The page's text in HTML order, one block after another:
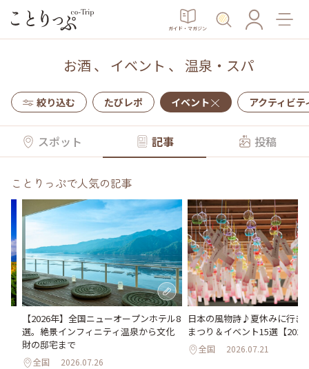
ガイド・マガジン
お酒 、 イベント 、 温泉・スパ
絞り込む たびレポ イベント アクティビテ
スポット 記事 投稿
ことりっぷで人気の記事
【2026年】全国ニューオープンホテル8
選。絶景インフィニティ温泉から文化
財の邸宅まで
全国 2026.07.26
日本の風物詩♪夏休みに行き
まつり＆イベント15選【
全国 2026.07.21